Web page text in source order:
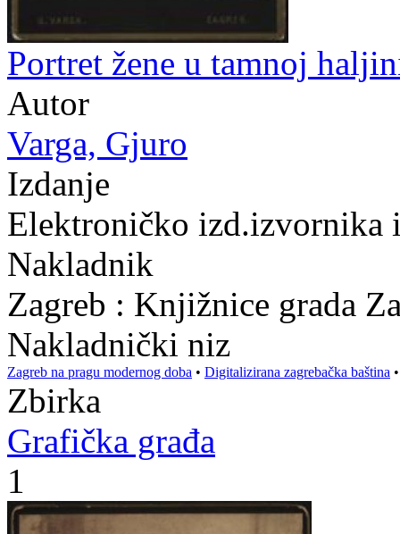
Portret žene u tamnoj
Autor
Varga, Gjuro
Izdanje
Elektroničko izd.izvornika
Nakladnik
Zagreb : Knjižnice grada
Nakladnički niz
Zagreb na pragu modernog doba • Digitalizirana zagrebačka baština
Zbirka
Grafička građa
1